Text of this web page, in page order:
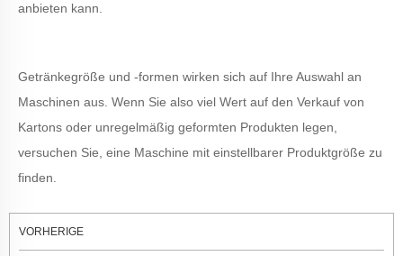
anbieten kann.
Getränkegröße und -formen wirken sich auf Ihre Auswahl an
Maschinen aus. Wenn Sie also viel Wert auf den Verkauf von
Kartons oder unregelmäßig geformten Produkten legen,
versuchen Sie, eine Maschine mit einstellbarer Produktgröße zu
finden.
VORHERIGE